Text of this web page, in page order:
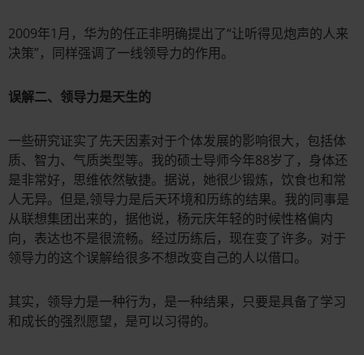
2009年1月，华为的任正非明确提出了“让听得见炮声的人来
决策”，同样强调了一线领导力的作用。
误解二、领导力是天生的
一些研究证实了先天因素对于个体发展的影响很大，包括体
质、智力、气质类型等。我的硕士导师今年88岁了，身体还
是非常好，思维依然敏捷。据说，她很少锻炼，饮食也和常
人无异。但是,领导力是后天环境和历练的结果。我的同事是
从联想集团出来的，据他说，杨元庆年轻的时候性格偏内
向，表达也不是很流畅。经过历练后，现在变了许多。对于
领导力的这个误解给很多不想改变自己的人以借口。
其实，领导力是一种行为，是一种结果，只要是具备了学习
和成长的强烈愿望，是可以习得的。